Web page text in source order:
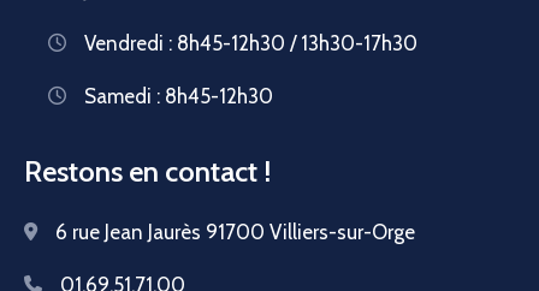
Vendredi : 8h45-12h30 / 13h30-17h30
Samedi : 8h45-12h30
Restons en contact !
6 rue Jean Jaurès 91700 Villiers-sur-Orge
01.69.51.71.00